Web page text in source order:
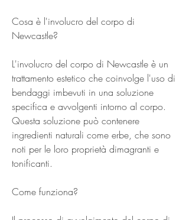
Cosa è l'involucro del corpo di
Newcastle?
L'involucro del corpo di Newcastle è un
trattamento estetico che coinvolge l'uso di
bendaggi imbevuti in una soluzione
specifica e avvolgenti intorno al corpo.
Questa soluzione può contenere
ingredienti naturali come erbe, che sono
noti per le loro proprietà dimagranti e
tonificanti.
Come funziona?